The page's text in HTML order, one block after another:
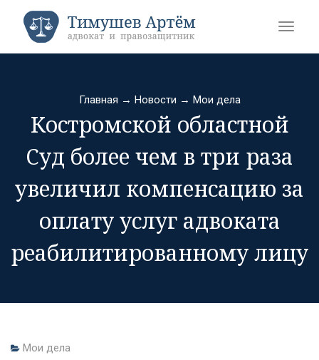
Главная → Новости → Мои дела
Костромской областной
Суд более чем в три раза
увеличил компенсацию за
оплату услуг адвоката
реабилитированному лицу
Мои дела